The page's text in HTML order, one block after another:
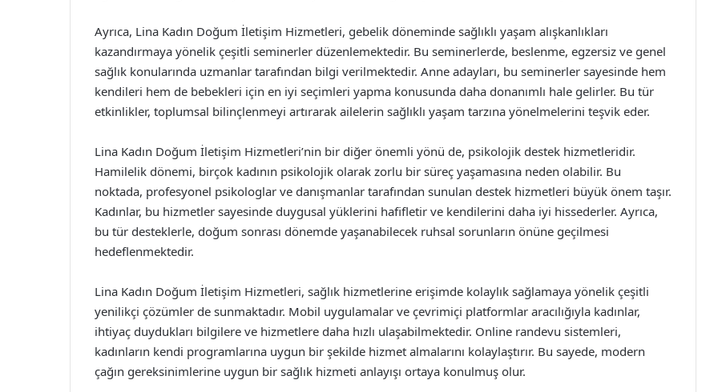
Ayrıca, Lina Kadın Doğum İletişim Hizmetleri, gebelik döneminde sağlıklı yaşam alışkanlıkları
kazandırmaya yönelik çeşitli seminerler düzenlemektedir. Bu seminerlerde, beslenme, egzersiz ve genel
sağlık konularında uzmanlar tarafından bilgi verilmektedir. Anne adayları, bu seminerler sayesinde hem
kendileri hem de bebekleri için en iyi seçimleri yapma konusunda daha donanımlı hale gelirler. Bu tür
etkinlikler, toplumsal bilinçlenmeyi artırarak ailelerin sağlıklı yaşam tarzına yönelmelerini teşvik eder.
Lina Kadın Doğum İletişim Hizmetleri’nin bir diğer önemli yönü de, psikolojik destek hizmetleridir.
Hamilelik dönemi, birçok kadının psikolojik olarak zorlu bir süreç yaşamasına neden olabilir. Bu
noktada, profesyonel psikologlar ve danışmanlar tarafından sunulan destek hizmetleri büyük önem taşır.
Kadınlar, bu hizmetler sayesinde duygusal yüklerini hafifletir ve kendilerini daha iyi hissederler. Ayrıca,
bu tür desteklerle, doğum sonrası dönemde yaşanabilecek ruhsal sorunların önüne geçilmesi
hedeflenmektedir.
Lina Kadın Doğum İletişim Hizmetleri, sağlık hizmetlerine erişimde kolaylık sağlamaya yönelik çeşitli
yenilikçi çözümler de sunmaktadır. Mobil uygulamalar ve çevrimiçi platformlar aracılığıyla kadınlar,
ihtiyaç duydukları bilgilere ve hizmetlere daha hızlı ulaşabilmektedir. Online randevu sistemleri,
kadınların kendi programlarına uygun bir şekilde hizmet almalarını kolaylaştırır. Bu sayede, modern
çağın gereksinimlerine uygun bir sağlık hizmeti anlayışı ortaya konulmuş olur.